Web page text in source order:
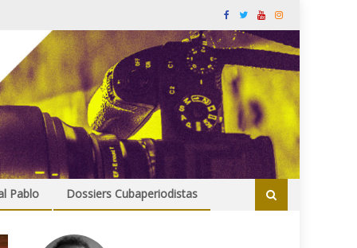
Pablo Dossiers Cubaperiodistas